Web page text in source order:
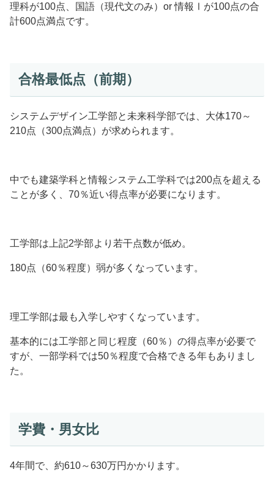
理科が100点、国語（現代文のみ）or 情報Ⅰが100点の合
計600点満点です。
合格最低点（前期）
システムデザイン工学部と未来科学部では、大体170～
210点（300点満点）が求められます。
中でも建築学科と情報システム工学科では200点を超える
ことが多く、70％近い得点率が必要になります。
工学部は上記2学部より若干点数が低め。
180点（60％程度）弱が多くなっています。
理工学部は最も入学しやすくなっています。
基本的には工学部と同じ程度（60％）の得点率が必要で
すが、一部学科では50％程度で合格できる年もありまし
た。
学費・男女比
4年間で、約610～630万円かかります。